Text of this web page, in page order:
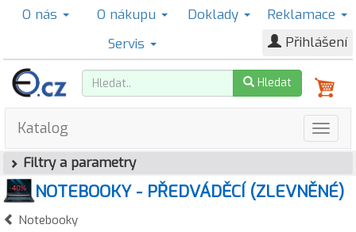
O nás O nákupu Doklady
Reklamace
Servis
Přihlášení
Hledat
Katalog
Filtry a parametry
NOTEBOOKY - PŘEDVÁDĚCÍ (ZLEVNĚNÉ)
Notebooky